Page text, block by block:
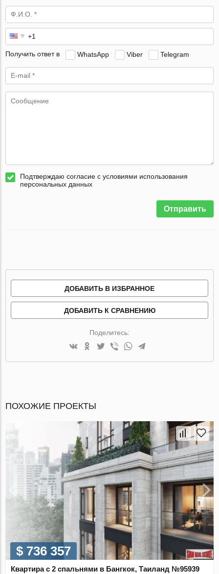
Получить ответ в WhatsApp Viber Telegram
Подтверждаю согласие с условиями использования
персональных данных
Отправить
ДОБАВИТЬ В ИЗБРАННОЕ
ДОБАВИТЬ К СРАВНЕНИЮ
Поделитесь:
ПОХОЖИЕ ПРОЕКТЫ
$ 736 357
Квартира с 2 спальнями в Бангкок, Таиланд №95939